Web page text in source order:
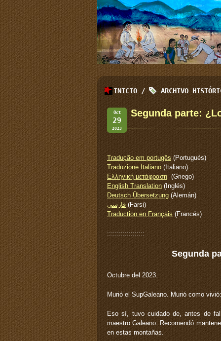
INICIO / ARCHIVO
Oct
29
2023
Segunda parte:
Tradução em portugês (Portugués)
Traduzione Italiano (Italiano)
Ελληνική μετάφραση (Griego)
English Translation (Inglés)
Deutsch Übersetzung (Alemán)
فارسی (Farsi)
Traduction en Français (Francés)
:::::::::::::::::::
Segunda
Octubre del 2023.
Murió el SupGaleano. Murió como
Eso sí, tuvo cuidado de, antes de
maestro Galeano. Recomendó
en estas montañas.